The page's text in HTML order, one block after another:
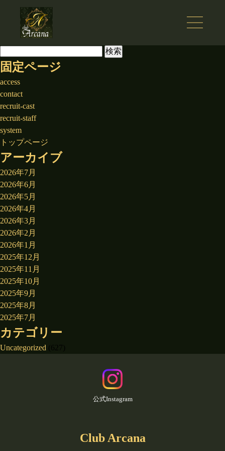
索:
固定ページ
access
contact
recruit-cast
recruit-staff
system
トップページ
アーカイブ
2026年7月
2026年6月
2026年5月
2026年4月
2026年3月
2026年2月
2026年1月
2025年12月
2025年11月
2025年10月
2025年9月
2025年8月
2025年7月
カテゴリー
Uncategorized
公式Instagram
Club Arcana